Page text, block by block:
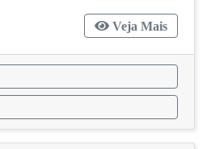
Veja Mais